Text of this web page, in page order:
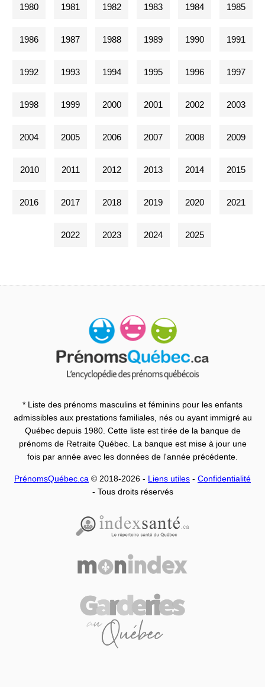
1980 1981 1982 1983 1984 1985
1986 1987 1988 1989 1990 1991
1992 1993 1994 1995 1996 1997
1998 1999 2000 2001 2002 2003
2004 2005 2006 2007 2008 2009
2010 2011 2012 2013 2014 2015
2016 2017 2018 2019 2020 2021
2022 2023 2024 2025
* Liste des prénoms masculins et féminins pour les enfants
admissibles aux prestations familiales, nés ou ayant immigré au
Québec depuis 1980. Cette liste est tirée de la banque de
prénoms de Retraite Québec. La banque est mise à jour une
fois par année avec les données de l'année précédente.
PrénomsQuébec.ca © 2018-2026 - Liens utiles - Confidentialité
- Tous droits réservés